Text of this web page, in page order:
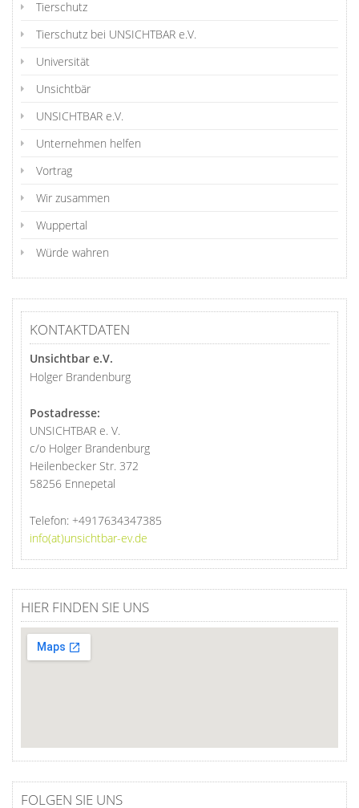
Tierschutz
Tierschutz bei UNSICHTBAR e.V.
Universität
Unsichtbär
UNSICHTBAR e.V.
Unternehmen helfen
Vortrag
Wir zusammen
Wuppertal
Würde wahren
KONTAKTDATEN
Unsichtbar e.V.
Holger Brandenburg
Postadresse:
UNSICHTBAR e. V.
c/o Holger Brandenburg
Heilenbecker Str. 372
58256 Ennepetal
Telefon: +4917634347385
info(at)unsichtbar-ev.de
HIER FINDEN SIE UNS
FOLGEN SIE UNS